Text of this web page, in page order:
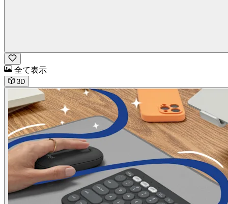
全て表示
3D